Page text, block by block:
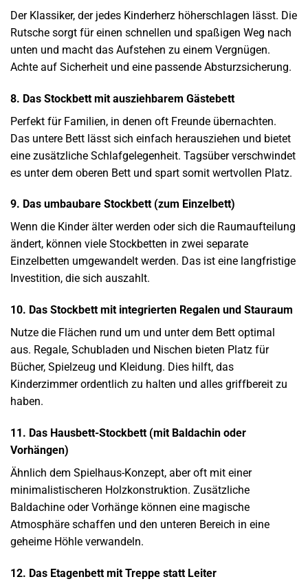
Der Klassiker, der jedes Kinderherz höherschlagen lässt. Die
Rutsche sorgt für einen schnellen und spaßigen Weg nach
unten und macht das Aufstehen zu einem Vergnügen.
Achte auf Sicherheit und eine passende Absturzsicherung.
8. Das Stockbett mit ausziehbarem Gästebett
Perfekt für Familien, in denen oft Freunde übernachten.
Das untere Bett lässt sich einfach herausziehen und bietet
eine zusätzliche Schlafgelegenheit. Tagsüber verschwindet
es unter dem oberen Bett und spart somit wertvollen Platz.
9. Das umbaubare Stockbett (zum Einzelbett)
Wenn die Kinder älter werden oder sich die Raumaufteilung
ändert, können viele Stockbetten in zwei separate
Einzelbetten umgewandelt werden. Das ist eine langfristige
Investition, die sich auszahlt.
10. Das Stockbett mit integrierten Regalen und Stauraum
Nutze die Flächen rund um und unter dem Bett optimal
aus. Regale, Schubladen und Nischen bieten Platz für
Bücher, Spielzeug und Kleidung. Dies hilft, das
Kinderzimmer ordentlich zu halten und alles griffbereit zu
haben.
11. Das Hausbett-Stockbett (mit Baldachin oder
Vorhängen)
Ähnlich dem Spielhaus-Konzept, aber oft mit einer
minimalistischeren Holzkonstruktion. Zusätzliche
Baldachine oder Vorhänge können eine magische
Atmosphäre schaffen und den unteren Bereich in eine
geheime Höhle verwandeln.
12. Das Etagenbett mit Treppe statt Leiter